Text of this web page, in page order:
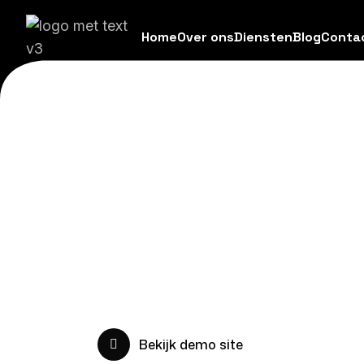
HomeOver onsDienstenBlog
Bekijk demo site